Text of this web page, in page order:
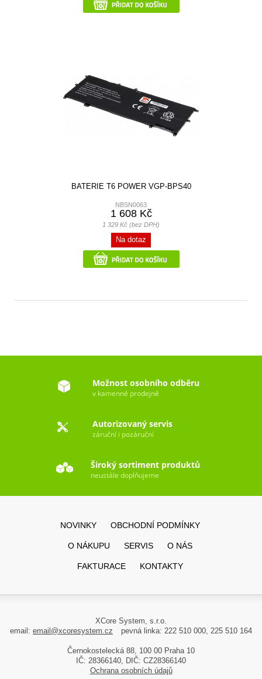
BATERIE T6 POWER VGP-BPS40
NBSN0063
1 608 Kč
1 329 Kč (bez DPH)
Na dotaz
Možnost osobního odběru
v kamenné prodejně
Autorizovaný servis
záruční i pozáruční
Široký sortiment produktů
neustále doplňujeme
NOVINKY OBCHODNÍ PODMÍNKY
O NÁKUPU SERVIS O NÁS
FAKTURACE KONTAKTY
XCore System, s.r.o.
email: email@xcoresystem.cz pevná linka: 222 510 000, 225 510 164
Černokostelecká 88, 100 00 Praha 10
IČ: 28366140, DIČ: CZ28366140
Ochrana osobních údajů